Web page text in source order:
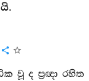
වූ ද ප්‍රඥා රහිත